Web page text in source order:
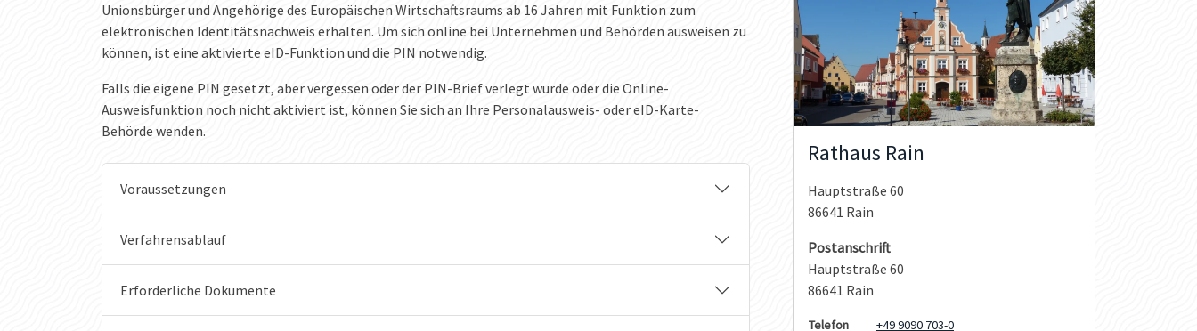
Unionsbürger und Angehörige des Europäischen Wirtschaftsraums ab 16 Jahren mit Funktion zum
elektronischen Identitätsnachweis erhalten. Um sich online bei Unternehmen und Behörden ausweisen zu
können, ist eine aktivierte eID-Funktion und die PIN notwendig.
Falls die eigene PIN gesetzt, aber vergessen oder der PIN-Brief verlegt wurde oder die Online-
Ausweisfunktion noch nicht aktiviert ist, können Sie sich an Ihre Personalausweis- oder eID-Karte-
Behörde wenden.
Voraussetzungen
Verfahrensablauf
Erforderliche Dokumente
Rathaus Rain
Hauptstraße 60
86641 Rain
Postanschrift
Hauptstraße 60
86641 Rain
Telefon
+49 9090 703-0